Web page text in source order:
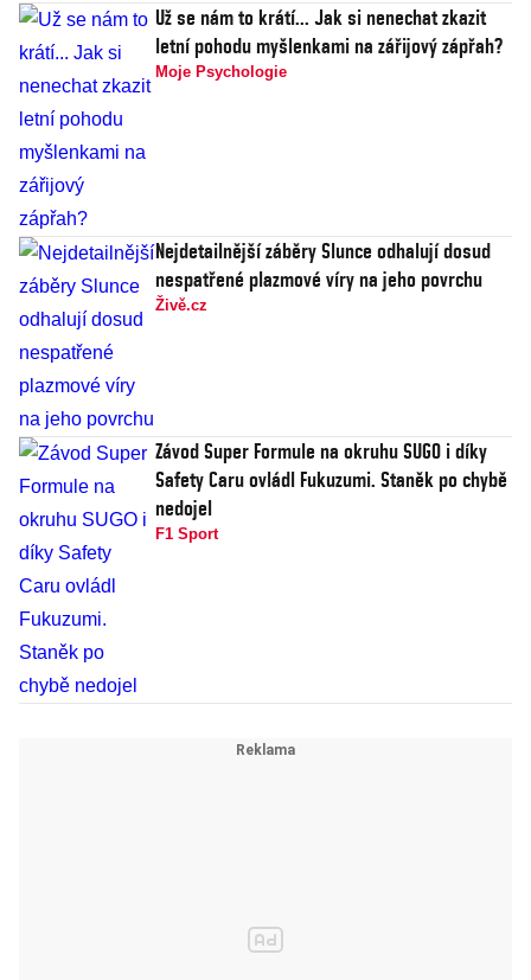
Už se nám to krátí... Jak si nenechat zkazit
letní pohodu myšlenkami na zářijový zápřah?
Moje Psychologie
Nejdetailnější záběry Slunce odhalují dosud
nespatřené plazmové víry na jeho povrchu
Živě.cz
Závod Super Formule na okruhu SUGO i díky
Safety Caru ovládl Fukuzumi. Staněk po chybě
nedojel
F1 Sport